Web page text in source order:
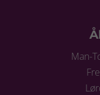
Man-